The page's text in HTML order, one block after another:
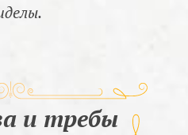
и требы